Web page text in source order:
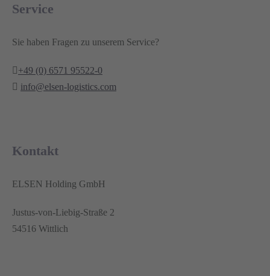
Service
Sie haben Fragen zu unserem Service?
+49 (0) 6571 95522-0
info@elsen-logistics.com
Kontakt
ELSEN Holding GmbH
Justus-von-Liebig-Straße 2
54516 Wittlich